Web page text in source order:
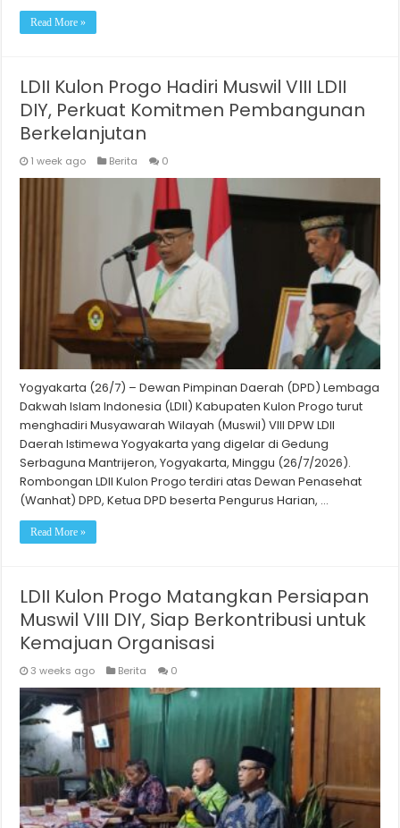
Read More »
LDII Kulon Progo Hadiri Muswil VIII LDII
DIY, Perkuat Komitmen Pembangunan
Berkelanjutan
1 week ago Berita 0
Yogyakarta (26/7) – Dewan Pimpinan Daerah (DPD) Lembaga
Dakwah Islam Indonesia (LDII) Kabupaten Kulon Progo turut
menghadiri Musyawarah Wilayah (Muswil) VIII DPW LDII
Daerah Istimewa Yogyakarta yang digelar di Gedung
Serbaguna Mantrijeron, Yogyakarta, Minggu (26/7/2026).
Rombongan LDII Kulon Progo terdiri atas Dewan Penasehat
(Wanhat) DPD, Ketua DPD beserta Pengurus Harian, …
Read More »
LDII Kulon Progo Matangkan Persiapan
Muswil VIII DIY, Siap Berkontribusi untuk
Kemajuan Organisasi
3 weeks ago Berita 0